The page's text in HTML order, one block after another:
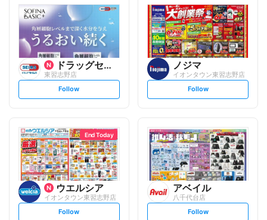
l
o
w
l
o
w
ドラッグセイムス
東習志野店
s
t
l
o
w
Follow
ノジマ
イオンタウン東習志野店
s
t
l
o
w
Follow
End Today
ウエルシア
イオンタウン東習志野店
s
Follow
アベイル
八千代台店
s
Follow